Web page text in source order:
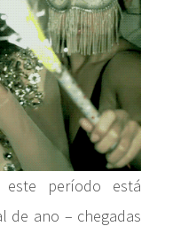
período está
de ano – chegadas